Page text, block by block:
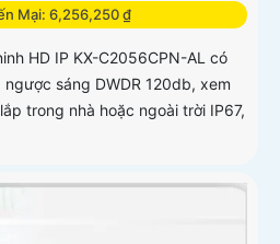
Mại: 6,256,250 ₫
HD IP KX-C2056CPN-AL có
sáng DWDR 120db, xem
trong nhà hoặc ngoài trời IP67,